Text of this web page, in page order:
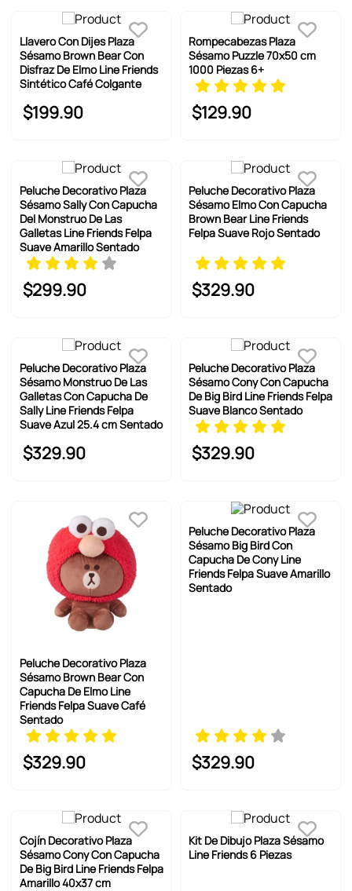
Llavero Con Dijes Plaza
Sésamo Brown Bear Con
Disfraz De Elmo Line Friends
Sintético Café Colgante
$199.90
Rompecabezas Plaza
Sésamo Puzzle 70x50 cm
1000 Piezas 6+
$129.90
Peluche Decorativo Plaza
Sésamo Sally Con Capucha
Del Monstruo De Las
Galletas Line Friends Felpa
Suave Amarillo Sentado
$299.90
Peluche Decorativo Plaza
Sésamo Elmo Con Capucha
Brown Bear Line Friends
Felpa Suave Rojo Sentado
$329.90
Peluche Decorativo Plaza
Sésamo Monstruo De Las
Galletas Con Capucha De
Sally Line Friends Felpa
Suave Azul 25.4 cm Sentado
$329.90
Peluche Decorativo Plaza
Sésamo Cony Con Capucha
De Big Bird Line Friends Felpa
Suave Blanco Sentado
$329.90
Peluche Decorativo Plaza
Sésamo Brown Bear Con
Capucha De Elmo Line
Friends Felpa Suave Café
Sentado
$329.90
Peluche Decorativo Plaza
Sésamo Big Bird Con
Capucha De Cony Line
Friends Felpa Suave Amarillo
Sentado
$329.90
Cojín Decorativo Plaza
Sésamo Cony Con Capucha
De Big Bird Line Friends Felpa
Amarillo 40x37 cm
Kit De Dibujo Plaza Sésamo
Line Friends 6 Piezas